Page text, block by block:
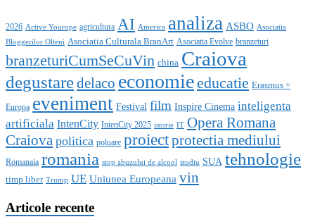
2026 Active Yourope agricultura AI America analiza ASBO Asociatia
Bloggerilor Olteni Asociatia Culturala BranArt Asociatia Evolve branzeturi
branzeturiCumSeCuVin china Craiova
degustaredelaco economieeducatie Erasmus +
Europa eveniment Festival film Inspire Cinema inteligenta
artificiala IntenCity IntenCity 2025 istorie IT Opera Romana
Craiova politica poluare proiectprotectia mediului
Romanaia romania stop abuzului de alcool studiu SUA tehnologie
timp liber Trump UE Uniunea Europeana vin
Articole recente